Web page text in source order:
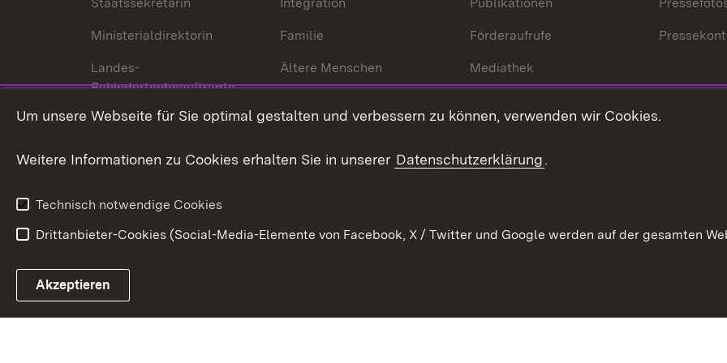
Ministerialdirektorin
Landes-
Behindertenbeauftragte
Bürgerreferent
Karriere
Familie
Ältere Menschen
Behinderungen
Bürgerengagement
Förderaufrufe
Mediathek
Link zum Landesportal
Um unsere Webseite für Sie optimal gestalten und verbessern zu können, verwenden wir Cookies.
Weitere Informationen zu Cookies erhalten Sie in unserer Datenschutzerklärung.
Technisch notwendige Cookies
Drittanbieter-Cookies (Social-Media-Elemente von Facebook, X / Twitter und Google werden auf der gesamten
Akzeptieren